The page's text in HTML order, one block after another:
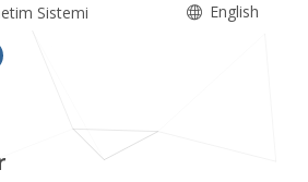
Sistemi English